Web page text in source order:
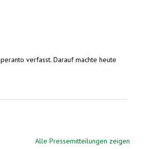
verfasst. Darauf machte heute
Alle Pressemitteilungen zeigen